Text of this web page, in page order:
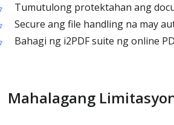
Tumutulong protektahan ang
Secure ang file handling na may
Bahagi ng i2PDF suite ng online
Mahalagang